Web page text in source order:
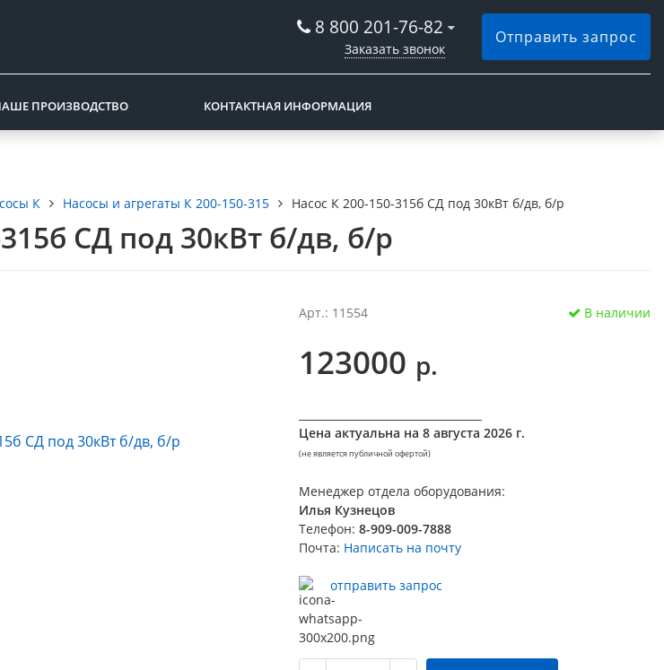
8 800 201-76-82
Заказать звонок
Отправить запрос
ПРОИЗВОДСТВО КОНТАКТНАЯ ИНФОРМАЦИЯ
К Насосы и агрегаты К 200-150-315 Насос К 200-150-315б СД под 30кВт б/дв, б/р
СД под 30кВт б/дв, б/р
Арт.: 11554 В наличии
123000 р.
Цена актуальна на 8 августа 2026 г.
(не является публичной офертой)
Менеджер отдела оборудования:
Илья Кузнецов
Телефон: 8-909-009-7888
Почта: Написать на почту
отправить запрос